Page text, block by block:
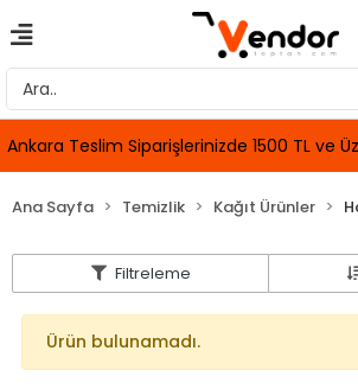
Ankara Teslim Siparişlerinizde 1500 TL ve
Ana Sayfa Temizlik Kağıt Ürünler
Filtreleme
Ürün bulunamadı.